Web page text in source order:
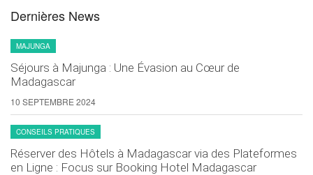
Dernières News
MAJUNGA
Séjours à Majunga : Une Évasion au Cœur de
Madagascar
10 SEPTEMBRE 2024
CONSEILS PRATIQUES
Réserver des Hôtels à Madagascar via des Plateformes
en Ligne : Focus sur Booking Hotel Madagascar